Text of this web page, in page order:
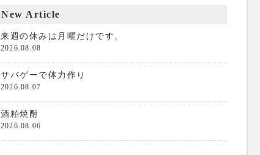
New Article
来週の休みは月曜だけです。
2026.08.08
サバゲーで体力作り
2026.08.07
酒粕焼酎
2026.08.06